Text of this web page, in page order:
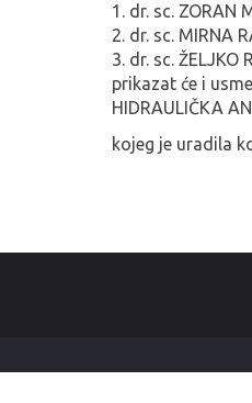
1. dr. sc. ZORAN
2. dr. sc. MIRNA
3. dr. sc. ŽELJKO
prikazat će i
HIDRAULIČKA
kojeg je uradila